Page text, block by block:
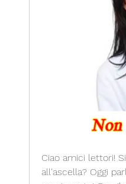
Ciao amici lettori!
all'ascella? Oggi